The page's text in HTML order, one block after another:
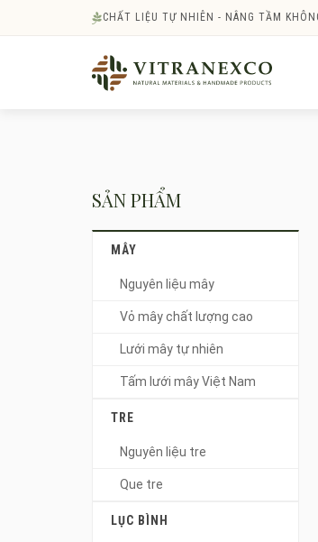
CHẤT LIỆU TỰ NHIÊN - NÂNG TẦM
SẢN PHẨM
MÂY
Nguyên liệu mây
Vỏ mây chất lượng cao
Lưới mây tự nhiên
Tấm lưới mây Việt Nam
TRE
Nguyên liệu tre
Que tre
LỤC BÌNH